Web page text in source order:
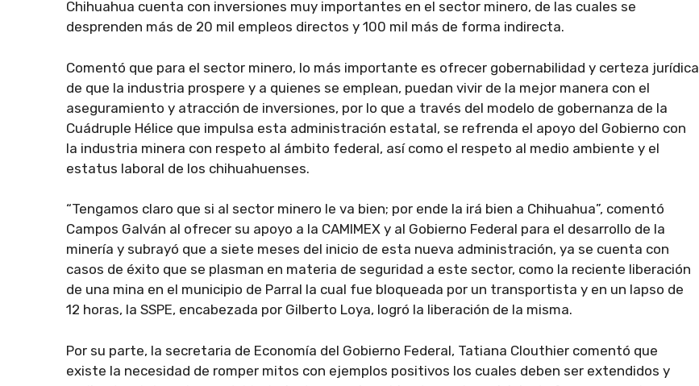
Chihuahua cuenta con inversiones muy importantes en el sector minero, de las cuales se
desprenden más de 20 mil empleos directos y 100 mil más de forma indirecta.
Comentó que para el sector minero, lo más importante es ofrecer gobernabilidad y certeza jurídica
de que la industria prospere y a quienes se emplean, puedan vivir de la mejor manera con el
aseguramiento y atracción de inversiones, por lo que a través del modelo de gobernanza de la
Cuádruple Hélice que impulsa esta administración estatal, se refrenda el apoyo del Gobierno con
la industria minera con respeto al ámbito federal, así como el respeto al medio ambiente y el
estatus laboral de los chihuahuenses.
“Tengamos claro que si al sector minero le va bien; por ende la irá bien a Chihuahua”, comentó
Campos Galván al ofrecer su apoyo a la CAMIMEX y al Gobierno Federal para el desarrollo de la
minería y subrayó que a siete meses del inicio de esta nueva administración, ya se cuenta con
casos de éxito que se plasman en materia de seguridad a este sector, como la reciente liberación
de una mina en el municipio de Parral la cual fue bloqueada por un transportista y en un lapso de
12 horas, la SSPE, encabezada por Gilberto Loya, logró la liberación de la misma.
Por su parte, la secretaria de Economía del Gobierno Federal, Tatiana Clouthier comentó que
existe la necesidad de romper mitos con ejemplos positivos los cuales deben ser extendidos y